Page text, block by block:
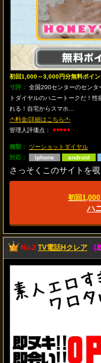
初回1,000～3,000円分無料ポイン
寸評：
全国200センターのセンタ
トダイヤルのハニートークだ！
れる！自宅からスマホ...
-*-料金/詳細はこちら-*-
管理人評価点： ♥♥♥♥♥
種類：
ツーショットダイヤル
対応：
iphone android
さっそくこのサイトを
初回
ハ
No.2 TV電話Hクレア